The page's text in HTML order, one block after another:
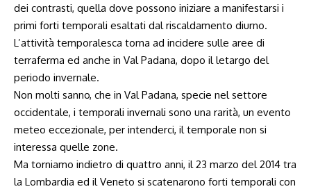
dei contrasti, quella dove possono iniziare a manifestarsi i
primi forti temporali esaltati dal riscaldamento diurno.
L’attività temporalesca torna ad incidere sulle aree di
terraferma ed anche in Val Padana, dopo il letargo del
periodo invernale.
Non molti sanno, che in Val Padana, specie nel settore
occidentale, i temporali invernali sono una rarità, un evento
meteo eccezionale, per intenderci, il temporale non si
interessa quelle zone.
Ma torniamo indietro di quattro anni, il 23 marzo del 2014 tra
la Lombardia ed il Veneto si scatenarono forti temporali con